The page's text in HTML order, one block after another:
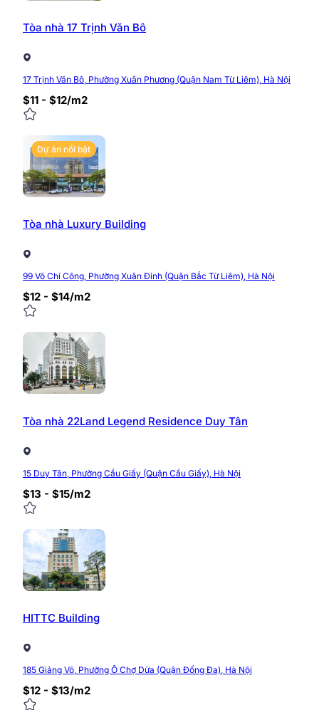
Hotline: 0968.382.682
0/5 (0 Reviews)
Tòa nhà 17 Trịnh Văn Bô
17 Trịnh Văn Bô, Phường Xuân Phương (Quận Nam Từ Liêm), Hà Nội
$11 - $12/m2
Dự án nổi bật
Tòa nhà Luxury Building
99 Võ Chí Công, Phường Xuân Đỉnh (Quận Bắc Từ Liêm), Hà Nội
$12 - $14/m2
Tòa nhà 22Land Legend Residence Duy Tân
15 Duy Tân, Phường Cầu Giấy (Quận Cầu Giấy), Hà Nội
$13 - $15/m2
HITTC Building
185 Giảng Võ, Phường Ô Chợ Dừa (Quận Đống Đa), Hà Nội
$12 - $13/m2